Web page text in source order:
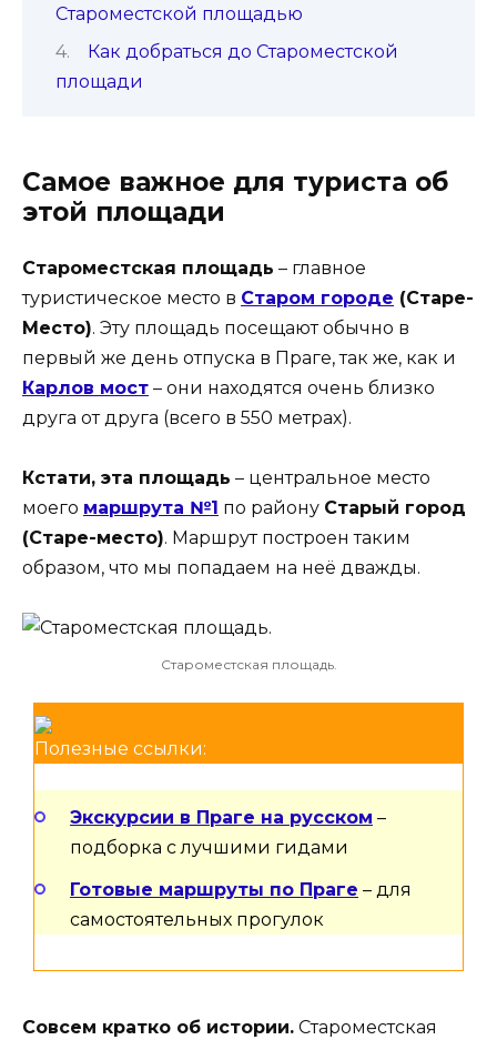
Староместской площадью
Как добраться до Староместской
площади
Самое важное для туриста об
этой площади
Староместская площадь – главное
туристическое место в Старом городе (Старе-
Место). Эту площадь посещают обычно в
первый же день отпуска в Праге, так же, как и
Карлов мост – они находятся очень близко
друга от друга (всего в 550 метрах).
Кстати, эта площадь – центральное место
моего маршрута №1 по району Старый город
(Старе-место). Маршрут построен таким
образом, что мы попадаем на неё дважды.
Староместская площадь.
Полезные ссылки:
Экскурсии в Праге на русском –
подборка с лучшими гидами
Готовые маршруты по Праге – для
самостоятельных прогулок
Совсем кратко об истории. Староместская